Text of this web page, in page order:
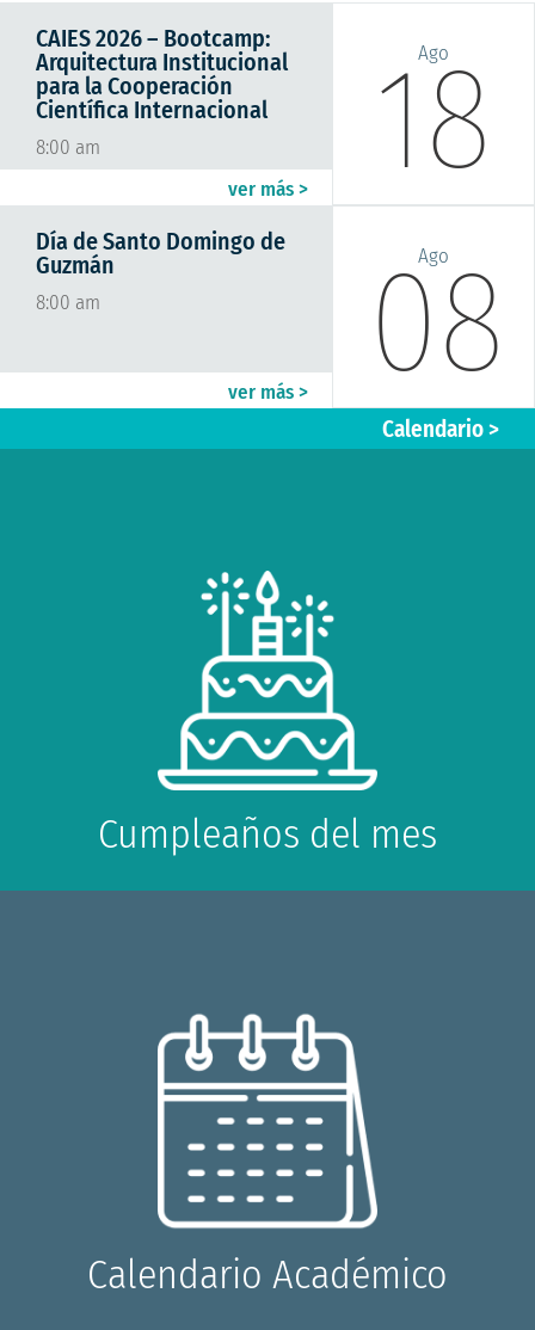
Solicitud soporte de pago Seguridad Social
CAIES 2026 – Bootcamp:
Arquitectura Institucional
para la Cooperación
Científica Internacional
8:00 am
ver más >
Ago
18
Día de Santo Domingo de
Guzmán
8:00 am
ver más >
Ago
08
Calendario >
Cumpleaños del mes
Calendario Académico